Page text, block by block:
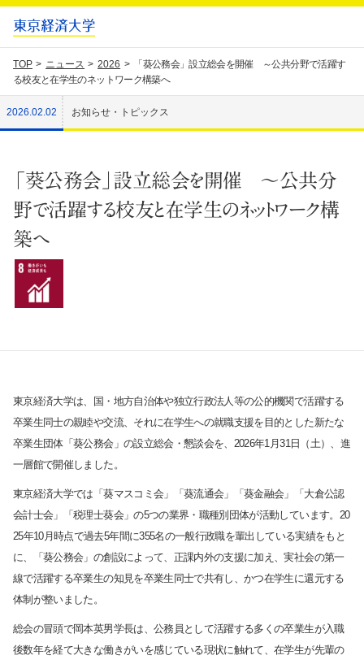
TOP ニュース 2026
「葵公務会」設立総会を開催 ～公共分野で活躍す
る校友と在学生のネットワーク構築へ
2026.02.02 お知らせ・トピックス
「葵公務会」設立総会を開催 ～公共分
野で活躍する校友と在学生のネットワーク構
築へ
東京経済大学は、国・地方自治体や独立行政法人等の公的機関で活躍する
卒業生同士の親睦や交流、それに在学生への就職支援を目的とした新たな
卒業生団体「葵公務会」の設立総会・懇談会を、2026年1月31日（土）、進
一層館で開催しました。
東京経済大学では「葵マスコミ会」「葵流通会」「葵金融会」「大倉公認
会計士会」「税理士葵会」の5つの業界・職種別団体が活動しています。20
25年10月時点で過去5年間に355名の一般行政職を輩出している実績をもと
に、「葵公務会」の創設によって、正課内外の支援に加え、実社会の第一
線で活躍する卒業生の知見を卒業生同士で共有し、かつ在学生に還元する
体制が整いました。
総会の冒頭で岡本英男学長は、公務員として活躍する多くの卒業生が入職
後数年を経て大きな働きがいを感じている現状に触れて、在学生が先輩の